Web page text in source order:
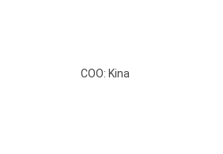
COO: Kina